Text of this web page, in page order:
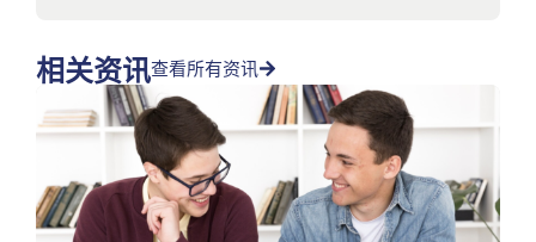
相关资讯查看所有资讯